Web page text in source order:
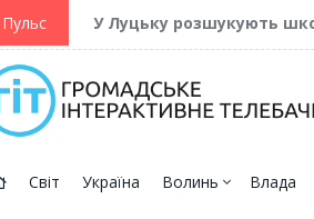
Пульс У Луцьку розшукують
Світ Україна Волинь Влада